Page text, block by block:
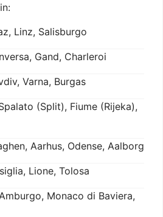
Linz, Salisburgo
Gand, Charleroi
Varna, Burgas
(Split), Fiume (Rijeka),
Aarhus, Odense, Aalborg
Lione, Tolosa
Monaco di Baviera,